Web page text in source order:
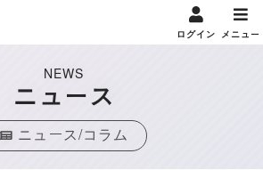
ログイン メニュー
NEWS
ニュース
ニュース/コラム